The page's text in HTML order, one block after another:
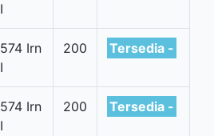
I
574 Irn
I
200 Tersedia -
574 Irn
I
200 Tersedia -